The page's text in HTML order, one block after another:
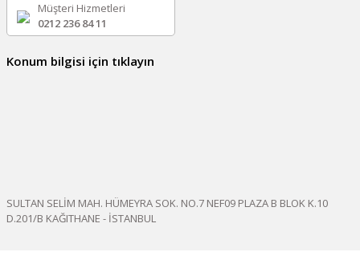
Müşteri Hizmetleri
0212 236 84 11
Konum bilgisi için tıklayın
SULTAN SELİM MAH. HÜMEYRA SOK. NO.7 NEF09 PLAZA B BLOK K.10
D.201/B KAĞITHANE - İSTANBUL